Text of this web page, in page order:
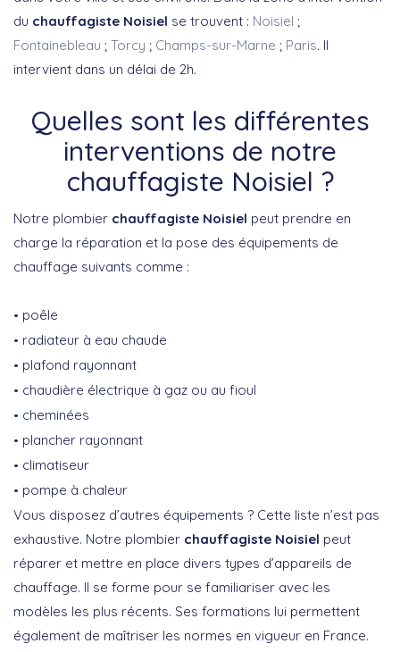
du chauffagiste Noisiel se trouvent : Noisiel ;
Fontainebleau ; Torcy ; Champs-sur-Marne ; Paris. Il
intervient dans un délai de 2h.
Quelles sont les différentes
interventions de notre
chauffagiste Noisiel ?
Notre plombier chauffagiste Noisiel peut prendre en
charge la réparation et la pose des équipements de
chauffage suivants comme :
poêle
radiateur à eau chaude
plafond rayonnant
chaudière électrique à gaz ou au fioul
cheminées
plancher rayonnant
climatiseur
pompe à chaleur
Vous disposez d’autres équipements ? Cette liste n’est pas
exhaustive. Notre plombier chauffagiste Noisiel peut
réparer et mettre en place divers types d’appareils de
chauffage. Il se forme pour se familiariser avec les
modèles les plus récents. Ses formations lui permettent
également de maîtriser les normes en vigueur en France.